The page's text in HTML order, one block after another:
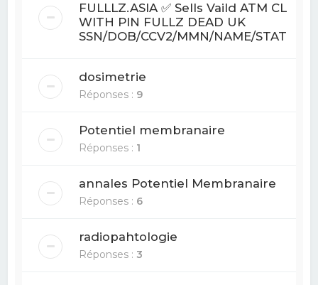
FULLLZ.ASIA ✅ Sells Vaild ATM
WITH PIN FULLZ DEAD UK
SSN/DOB/CCV2/MMN/NAME/STATE/
dosimetrie
Réponses : 9
Potentiel membranaire
Réponses : 1
annales Potentiel Membranaire
Réponses : 6
radiopahtologie
Réponses :3